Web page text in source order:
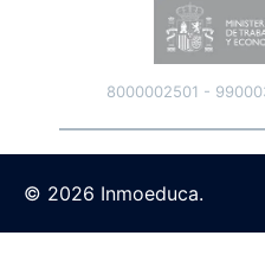
8000002501 -
© 2026 Inmoeduca.